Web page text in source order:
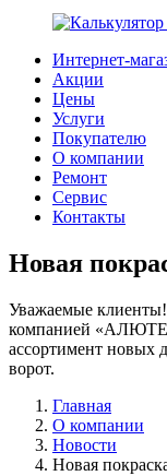
Интернет-
Акции
Цены
Услуги
Покупателю
О компании
Ремонт
Сервис
Контакты
Новая
Уважаемые
компанией
ассортимент новых
ворот.
Главная
О компании
Новости
Новая